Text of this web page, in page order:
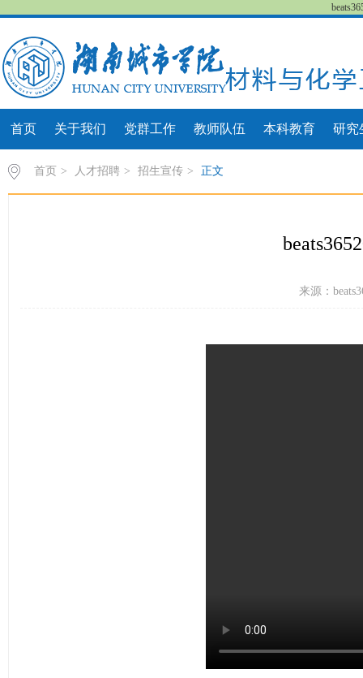
首页 关于我们 党群工作 教师队伍 本科教育 研究
首页 > 人才招聘 > 招生宣传 > 正文
来源：